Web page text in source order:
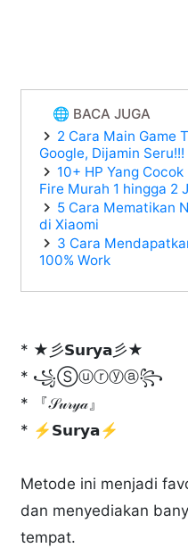
🌐 BACA JUGA
2 Cara Main Game
Google, Dijamin Seru!!!
10+ HP Yang
Fire Murah 1 hingga 2
5 Cara Mematikan
di Xiaomi
3 Cara
100% Work
* ★彡𝗦𝘂𝗿𝘆𝗮彡★
* ꧁Ⓢⓤⓡⓨⓐ꧂
* 『𝒮𝓊𝓇𝓎𝒶』
* ⚡𝗦𝘂𝗿𝘆𝗮⚡
Metode ini menjadi
dan menyediakan
tempat.